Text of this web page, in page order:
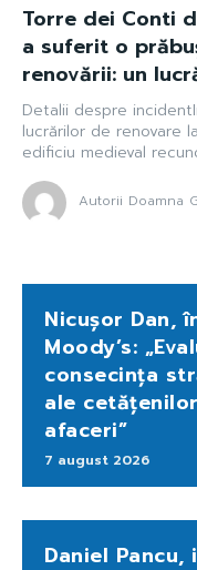
Torre dei Conti
a suferit o
renovării: un
Detalii despre
lucrărilor de renovare
edificiu medieval
Autorii Doamna
Nicușor Dan,
Moody’s:
consecința
ale
afaceri”
7 august 2026
Daniel